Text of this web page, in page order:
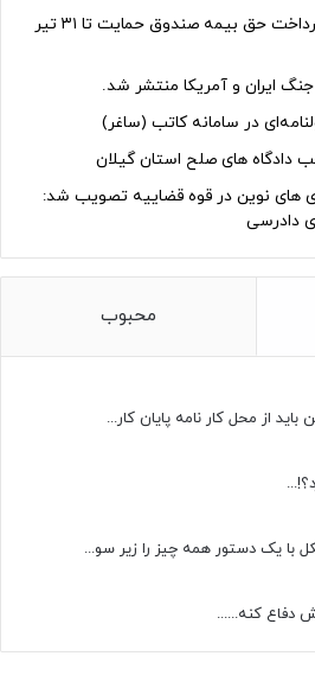
خبر مهم برای وکلا: مهلت پرداخت حق بیمه صندوق حمایت تا ۳۱ تیر
ایران و آمریکا منتشر شد.
در سامانه کاتب (ساغر)
دادگاه های صلح استان گیلان
های نوین در قوه قضاییه تصویب شد:
دادرسی
محبوب
از محل کار نامه پایان کار...
با یک دستور همه چیز را زیر سو...
دفاع کنه......